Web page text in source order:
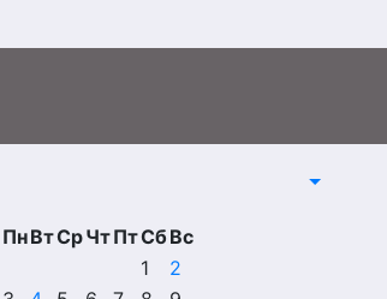
ПнВтСрЧтПтСбВс
1
2